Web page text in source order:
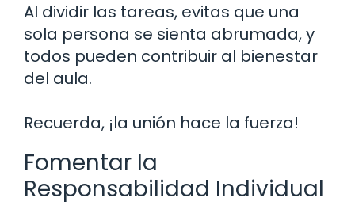
Al dividir las tareas, evitas que una
sola persona se sienta abrumada, y
todos pueden contribuir al bienestar
del aula.
Recuerda, ¡la unión hace la fuerza!
Fomentar la
Responsabilidad Individual